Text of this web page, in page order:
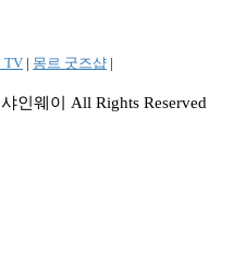
TV | 몽르 굿즈샵 |
인웨이 All Rights Reserved